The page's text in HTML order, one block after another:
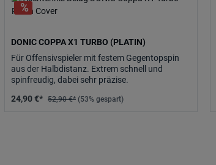
DONIC COPPA X1 TURBO (PLATIN)
Für Offensivspieler mit festem Gegentopspin
aus der Halbdistanz. Extrem schnell und
spinfreudig, dabei sehr präzise.
24,90 €* 52,90 €* (53% gespart)